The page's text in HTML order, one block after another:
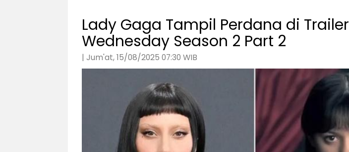
Lady Gaga Tampil Perdana di Trailer
Wednesday Season 2 Part 2
| Jum'at, 15/08/2025 07:30 WIB